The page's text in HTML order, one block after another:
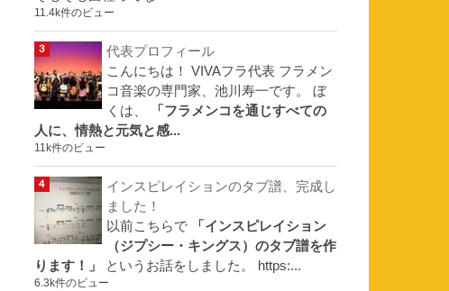
11.4k件のビュー
代表プロフィール
こんにちは！ VIVAフラ代表 フラメン
コ音楽の専門家、池川寿一です。 ぼ
くは、
「フラメンコを通じすべての
人に、情熱と元気と感...
11k件のビュー
インスピレイションのタブ譜、完成し
ました！
以前こちらで
「インスピレイション
（ジプシー・キングス）のタブ譜を作
ります！」
というお話をしました。 https:...
6.3k件のビュー